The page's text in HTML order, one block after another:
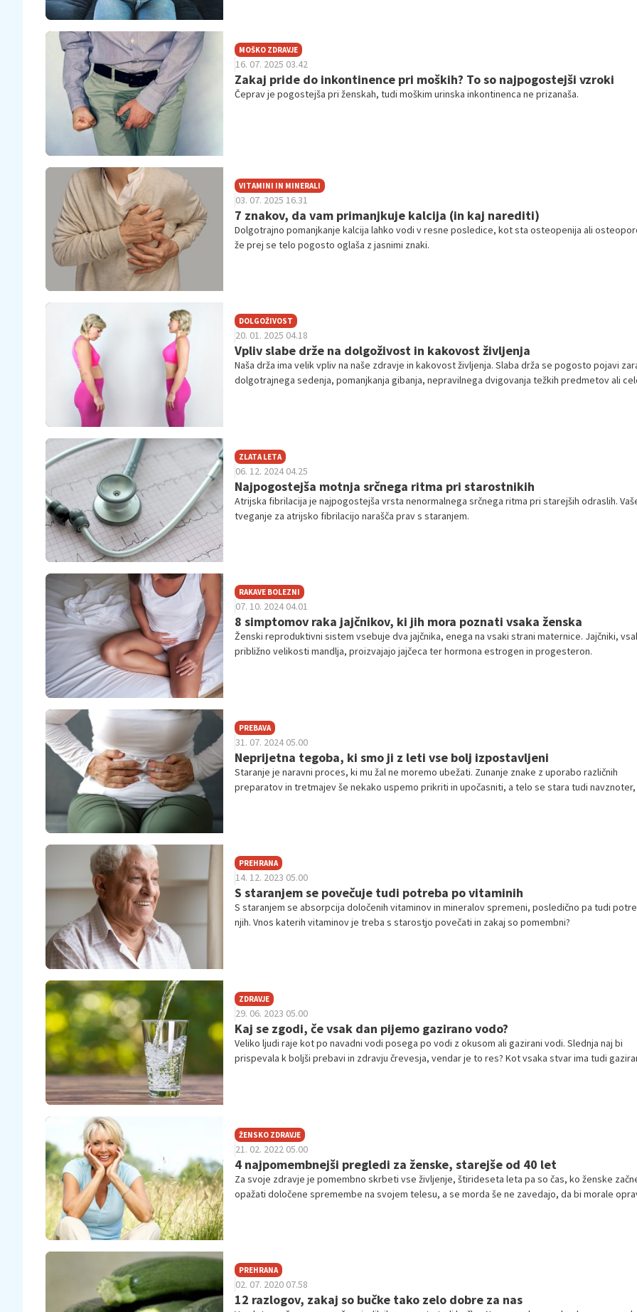
MOŠKO ZDRAVJE
16. 07. 2025 03.42
Zakaj pride do inkontinence pri moških? To so najpogostejši vzroki
Čeprav je pogostejša pri ženskah, tudi moškim urinska inkontinenca ne prizanaša.
VITAMINI IN MINERALI
03. 07. 2025 16.31
7 znakov, da vam primanjkuje kalcija (in kaj narediti)
Dolgotrajno pomanjkanje kalcija lahko vodi v resne posledice, kot sta osteopenija ali
že prej se telo pogosto oglaša z jasnimi znaki.
DOLGOŽIVOST
20. 01. 2025 04.18
Vpliv slabe drže na dolgoživost in kakovost življenja
Naša drža ima velik vpliv na naše zdravje in kakovost življenja. Slaba drža se pogosto pojavi
dolgotrajnega sedenja, pomanjkanja gibanja, nepravilnega dvigovanja težkih predmetov ali
ZLATA LETA
06. 12. 2024 04.25
Najpogostejša motnja srčnega ritma pri starostnikih
Atrijska fibrilacija je najpogostejša vrsta nenormalnega srčnega ritma pri starejših odraslih.
tveganje za atrijsko fibrilacijo narašča prav s staranjem.
RAKAVE BOLEZNI
07. 10. 2024 04.01
8 simptomov raka jajčnikov, ki jih mora poznati vsaka ženska
Ženski reproduktivni sistem vsebuje dva jajčnika, enega na vsaki strani maternice. Jajčniki,
približno velikosti mandlja, proizvajajo jajčeca ter hormona estrogen in progesteron.
PREBAVA
31. 07. 2024 05.00
Neprijetna tegoba, ki smo ji z leti vse bolj izpostavljeni
Staranje je naravni proces, ki mu žal ne moremo ubežati. Zunanje znake z uporabo različnih
preparatov in tretmajev še nekako uspemo prikriti in upočasniti, a telo se stara tudi navznoter,
PREHRANA
14. 12. 2023 05.00
S staranjem se povečuje tudi potreba po vitaminih
S staranjem se absorpcija določenih vitaminov in mineralov spremeni, posledično pa tudi
njih. Vnos katerih vitaminov je treba s starostjo povečati in zakaj so pomembni?
ZDRAVJE
29. 06. 2023 05.00
Kaj se zgodi, če vsak dan pijemo gazirano vodo?
Veliko ljudi raje kot po navadni vodi posega po vodi z okusom ali gazirani vodi. Slednja naj bi
prispevala k boljši prebavi in zdravju črevesja, vendar je to res? Kot vsaka stvar ima tudi
ŽENSKO ZDRAVJE
21. 02. 2022 05.00
4 najpomembnejši pregledi za ženske, starejše od 40 let
Za svoje zdravje je pomembno skrbeti vse življenje, štirideseta leta pa so čas, ko ženske
opažati določene spremembe na svojem telesu, a se morda še ne zavedajo, da bi morale
PREHRANA
02. 07. 2020 07.58
12 razlogov, zakaj so bučke tako zelo dobre za nas